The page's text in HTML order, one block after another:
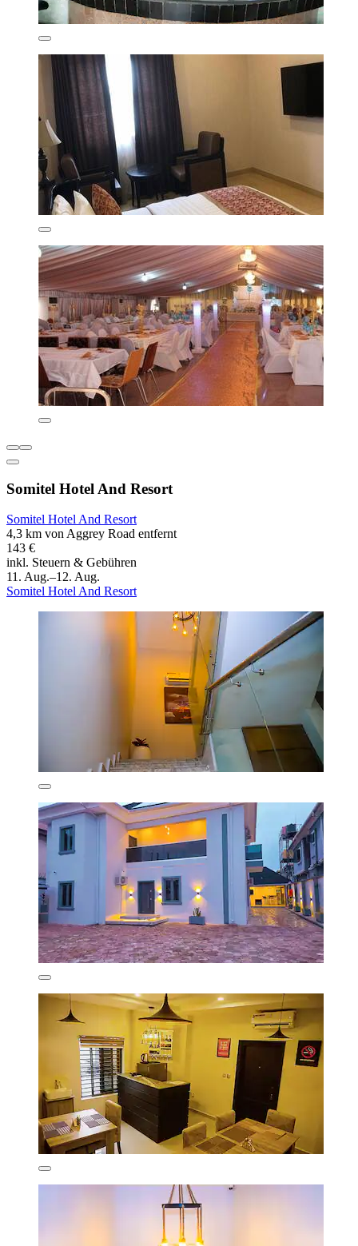
Somitel Hotel And Resort
Somitel Hotel And Resort
4,3 km von Aggrey Road entfernt
143 €
inkl. Steuern & Gebühren
11. Aug.–12. Aug.
Somitel Hotel And Resort